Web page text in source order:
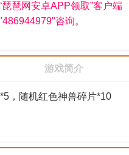
琶网安卓APP领取”客户端
咨询。
游戏简介
，随机红色神兽碎片*10